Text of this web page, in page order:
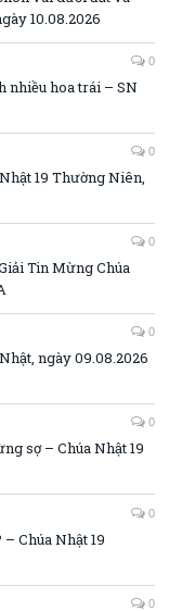
10.08.2026
0
nhiều hoa trái – SN
0
19 Thường Niên,
0
Tin Mừng Chúa
0
ngày 09.08.2026
0
sợ – Chúa Nhật 19
0
Chúa Nhật 19
0